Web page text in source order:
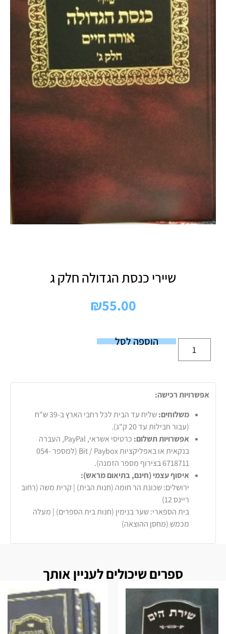
שיירי כנסת הגדולה חלק ג
₪55.00
הוספה לסל
אפשרויות רכישה:
משלוחים:
שליח עד הבית לכל רחבי הארץ ב-39 ש"ח
(עבור חבילות עד 20 ק"ג).
אפשרויות תשלום:
כרטיסי אשראי, PayPal, העברה
בנקאית או באפליקציות Bit / Paybox (למספר 054-
6718711 בצירוף מספר הזמנה).
איסוף עצמי (חינם, בתיאום מראש):
ירושלים: שכונת הר חומה (חנות הבית) | קרית משה (רחוב
ריינס 12)
בית הספארי: שער בנימין (חנות בית הספרים) | מעלה
מכמש (מחסן ההוצאה)
ספרים שיכולים לעניין אותך